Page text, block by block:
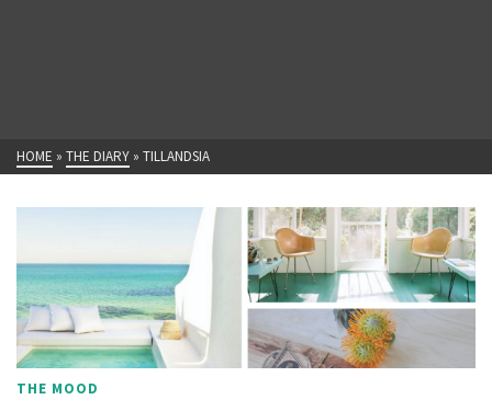
HOME » THE DIARY » TILLANDSIA
THE MOOD